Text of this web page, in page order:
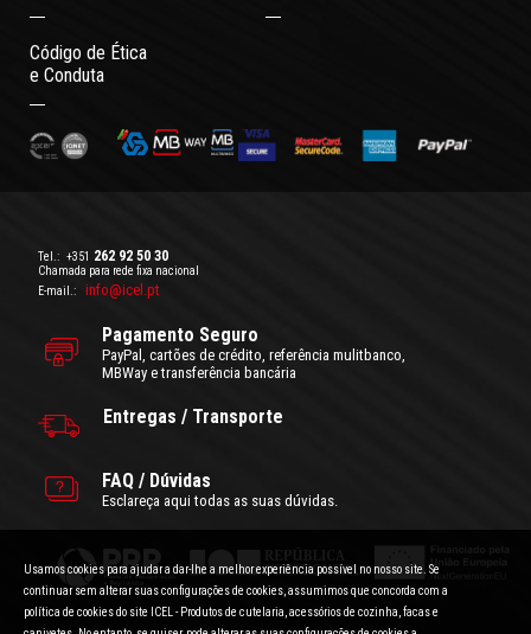
Código de Ética
e Conduta
Tel.: +351 262 92 50 30
Chamada para rede fixa nacional
E-mail.:
info@icel.pt
Pagamento Seguro
PayPal, cartões de crédito, referência mulitbanco,
MBWay e transferência bancária
Entregas / Transporte
FAQ / Dúvidas
Esclareça aqui todas as suas dúvidas.
Usamos cookies para ajudar a dar-lhe a melhor experiência possível no nosso site. Se
continuar sem alterar suas configurações de cookies, assumimos que concorda com a
política de cookies do site ICEL - Produtos de cutelaria, acessórios de cozinha, facas e